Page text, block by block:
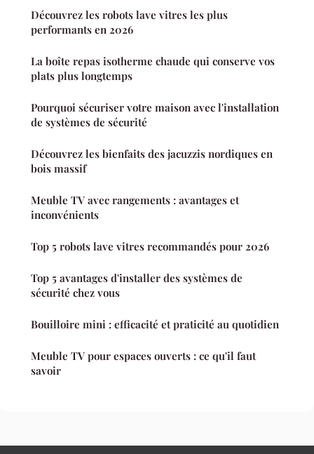
Découvrez les robots lave vitres les plus
performants en 2026
La boîte repas isotherme chaude qui conserve vos
plats plus longtemps
Pourquoi sécuriser votre maison avec l'installation
de systèmes de sécurité
Découvrez les bienfaits des jacuzzis nordiques en
bois massif
Meuble TV avec rangements : avantages et
inconvénients
Top 5 robots lave vitres recommandés pour 2026
Top 5 avantages d'installer des systèmes de
sécurité chez vous
Bouilloire mini : efficacité et praticité au quotidien
Meuble TV pour espaces ouverts : ce qu'il faut
savoir